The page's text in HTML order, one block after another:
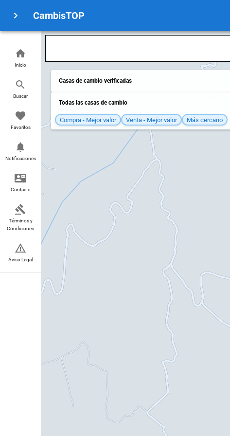
CambisTOP
Inicio
Buscar
Favoritos
Notificaciones
Contacto
Términos y
Condiciones
Aviso Legal
Casas de cambio verificadas
Todas las casas de cambio
Compra - Mejor valor Venta - Mejor valor Más cercano